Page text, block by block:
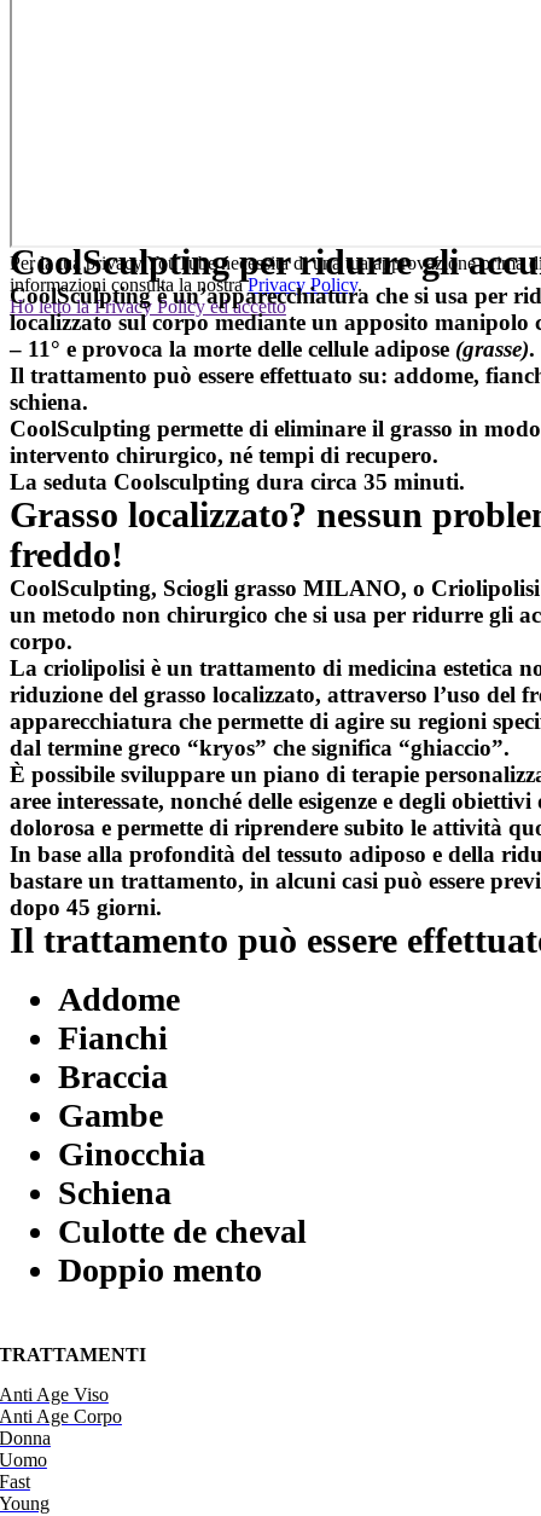
Per la tua privacy YouTube necessita di una tua approvazione prima
informazioni consulta la nostraPrivacy Policy.
Ho letto la Privacy Policy ed accetto
CoolSculpting per ridurre gli
CoolSculptingè un’apparecchiatura che si usa per
localizzato sul corpo mediante un apposito
– 11° e provoca la morte delle cellule adipose (grasse).
Il trattamento può essere effettuato su: addome,
schiena.
CoolSculptingpermette di eliminare il grasso in modo
intervento chirurgico, né tempi di recupero.
La seduta Coolsculptingdura circa 35 minuti.
Grasso localizzato? nessun
freddo!
CoolSculpting, Sciogli grasso MILANO, o Criolipolisi
un metodo non chirurgico che si usa per ridurre gli
corpo.
La criolipolisi è un trattamento di medicina estetica
riduzione del grasso localizzato, attraverso l’uso del
apparecchiatura che permette di agire su regioni
dal termine greco “kryos” che significa “ghiaccio”.
È possibile sviluppare un piano di terapie
aree interessate, nonché delle esigenze e degli
dolorosa e permette di riprendere subito le attività
In base alla profondità del tessuto adiposo e della
bastare un trattamento, in alcuni casi può essere
dopo 45 giorni.
Il trattamento può essere
Addome
Fianchi
Braccia
Gambe
Ginocchia
Schiena
Culotte de cheval
Doppio mento
Age Viso
Age Corpo